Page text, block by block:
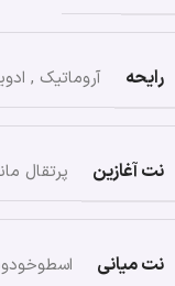
رایحه آروماتیک ,
نت آغازین پرتقال
نت میانی